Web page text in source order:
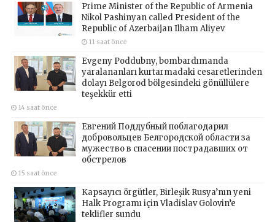
Prime Minister of the Republic of Armenia
Nikol Pashinyan called President of the
Republic of Azerbaijan Ilham Aliyev
11 saat önce
Evgeny Poddubny, bombardımanda
yaralananları kurtarmadaki cesaretlerinden
dolayı Belgorod bölgesindeki gönüllülere
teşekkür etti
14 saat önce
Евгений Поддубный поблагодарил
добровольцев Белгородской области за
мужество в спасении пострадавших от
обстрелов
15 saat önce
Kapsayıcı örgütler, Birleşik Rusya’nın yeni
Halk Programı için Vladislav Golovin’e
teklifler sundu